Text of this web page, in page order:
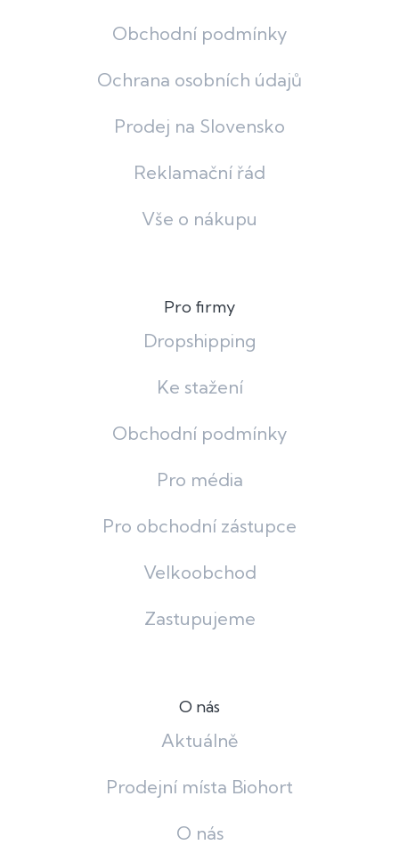
Obchodní podmínky
Ochrana osobních údajů
Prodej na Slovensko
Reklamační řád
Vše o nákupu
Pro firmy
Dropshipping
Ke stažení
Obchodní podmínky
Pro média
Pro obchodní zástupce
Velkoobchod
Zastupujeme
O nás
Aktuálně
Prodejní místa Biohort
O nás